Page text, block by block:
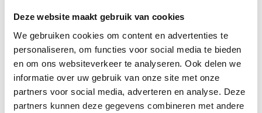
Deze website maakt gebruik van cookies
We gebruiken cookies om content en advertenties te
personaliseren, om functies voor social media te bieden
en om ons websiteverkeer te analyseren. Ook delen we
informatie over uw gebruik van onze site met onze
partners voor social media, adverteren en analyse. Deze
partners kunnen deze gegevens combineren met andere